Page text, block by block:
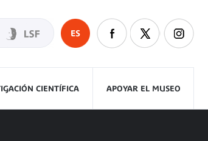
ES
CIENTÍFICA APOYAR EL MUSEO